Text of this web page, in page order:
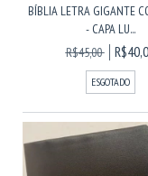
BÍBLIA LETRA GIGANTE
- CAPA LU...
R$45,00
ESGOTADO